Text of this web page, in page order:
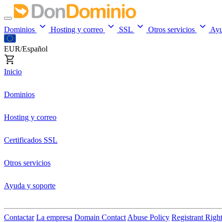
Dominios Hosting y correo SSL Otros servicios
EUR/Español
Inicio
Dominios
Hosting y correo
Certificados SSL
Otros servicios
Ayuda y soporte
Contactar La empresa Domain Contact Abuse Policy Registrant